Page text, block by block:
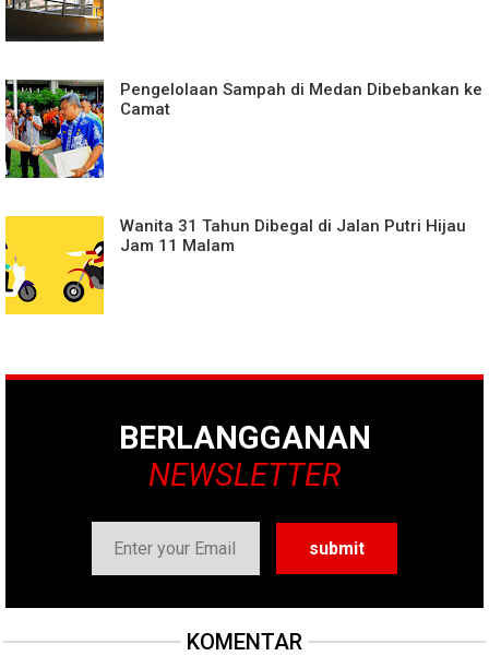
Pengelolaan Sampah di Medan Dibebankan ke
Camat
Wanita 31 Tahun Dibegal di Jalan Putri Hijau
Jam 11 Malam
BERLANGGANAN
NEWSLETTER
KOMENTAR